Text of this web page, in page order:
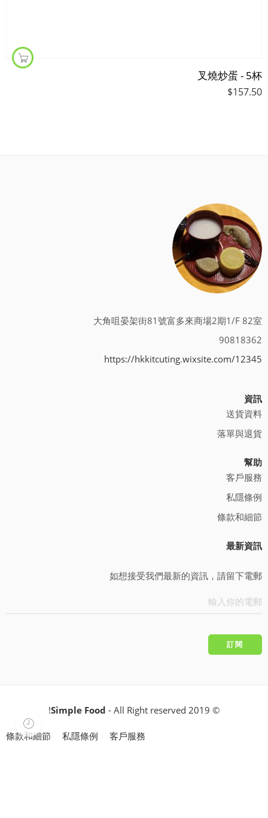
叉燒炒蛋 - 5杯
$157.50
大角咀晏架街81號富多來商場2期1/F 82室
90818362
https://hkkitcuting.wixsite.com/12345
資訊
送貨資料
落單與退貨
幫助
客戶服務
私隱條例
條款和細節
最新資訊
如想接受我們最新的資訊，請留下電郵
© 2019
Simple Food - All Right reserved!
客戶服務
私隱條例
條款和細節